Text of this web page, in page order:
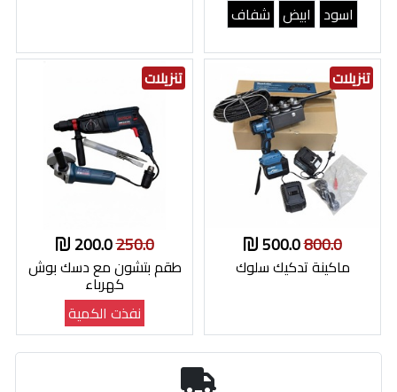
اسود ابيض شفاف
تنزيلات
800.0
500.0
ماكينة تدكيك سلوك
تنزيلات
250.0
200.0
طقم بتشون مع دسك بوش
كهرباء
نفذت الكمية